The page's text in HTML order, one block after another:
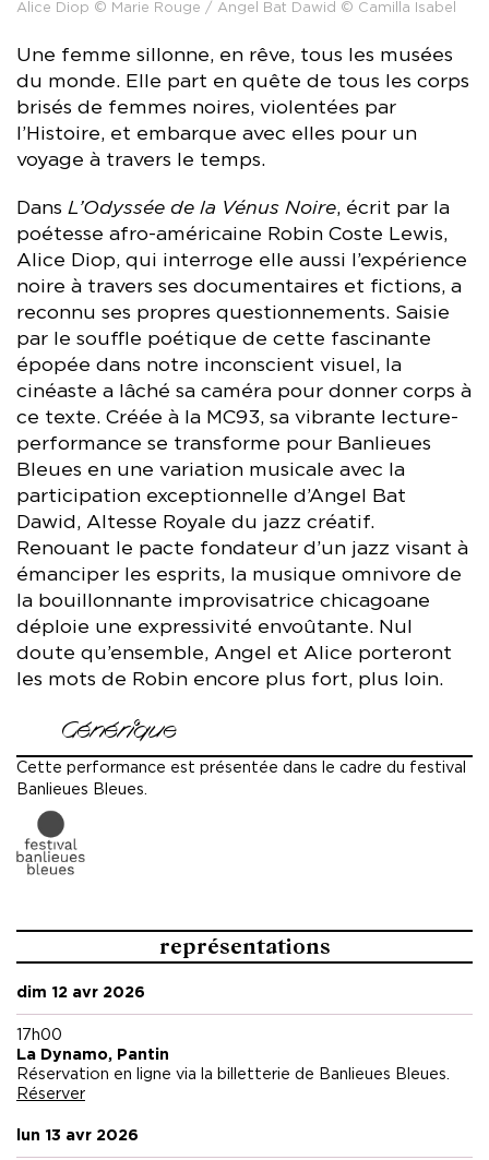
Alice Diop © Marie Rouge / Angel Bat Dawid © Camilla Isabel
Une femme sillonne, en rêve, tous les musées
du monde. Elle part en quête de tous les corps
brisés de femmes noires, violentées par
l’Histoire, et embarque avec elles pour un
voyage à travers le temps.
Dans L’Odyssée de la Vénus Noire, écrit par la
poétesse afro-américaine Robin Coste Lewis,
Alice Diop, qui interroge elle aussi l’expérience
noire à travers ses documentaires et fictions, a
reconnu ses propres questionnements. Saisie
par le souffle poétique de cette fascinante
épopée dans notre inconscient visuel, la
cinéaste a lâché sa caméra pour donner corps à
ce texte. Créée à la MC93, sa vibrante lecture-
performance se transforme pour Banlieues
Bleues en une variation musicale avec la
participation exceptionnelle d’Angel Bat
Dawid, Altesse Royale du jazz créatif.
Renouant le pacte fondateur d’un jazz visant à
émanciper les esprits, la musique omnivore de
la bouillonnante improvisatrice chicagoane
déploie une expressivité envoûtante. Nul
doute qu’ensemble, Angel et Alice porteront
les mots de Robin encore plus fort, plus loin.
Générique
Voix Alice Diop
Clarinettes, claviers, voix Angel Bat Dawid
Texte Robin Coste Lewis
Création, coproduction Banlieues Bleues – MC93, Maison de
d’Automne à Paris
Cette performance est présentée dans le cadre du festival
Banlieues Bleues.
représentations
dim 12 avr 2026
17h00
La Dynamo, Pantin
Réservation en ligne via la billetterie de Banlieues Bleues.
Réserver
lun 13 avr 2026